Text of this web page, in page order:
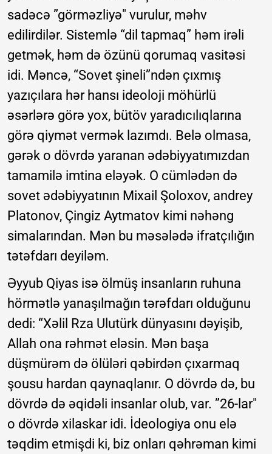
sadəcə ”görməzliyə" vurulur, məhv
edilirdilər. Sistemlə “dil tapmaq” həm irəli
getmək, həm də özünü qorumaq vasitəsi
idi. Məncə, “Sovet şineli”ndən çıxmış
yazıçılara hər hansı ideoloji möhürlü
əsərlərə görə yox, bütöv yaradıcılıqlarına
görə qiymət vermək lazımdı. Belə olmasa,
gərək o dövrdə yaranan ədəbiyyatımızdan
tamamilə imtina eləyək. O cümlədən də
sovet ədəbiyyatının Mixail Şoloxov, andrey
Platonov, Çingiz Aytmatov kimi nəhəng
simalarından. Mən bu məsələdə ifratçılığın
tətəfdarı deyiləm.
Əyyub Qiyas isə ölmüş insanların ruhuna
hörmətlə yanaşılmağın tərəfdarı olduğunu
dedi: “Xəlil Rza Ulutürk dünyasını dəyişib,
Allah ona rəhmət eləsin. Mən başa
düşmürəm də ölüləri qəbirdən çıxarmaq
şousu hardan qaynaqlanır. O dövrdə də, bu
dövrdə də əqidəli insanlar olub, var. ”26-lar"
o dövrdə xilaskar idi. İdeologiya onu elə
təqdim etmişdi ki, biz onları qəhrəman kimi